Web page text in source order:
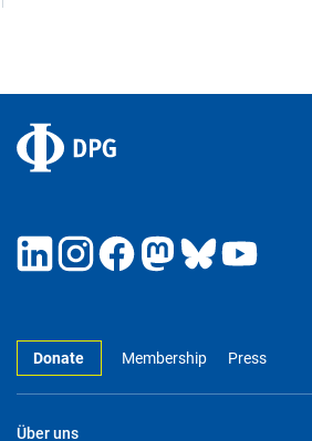
Donate Membership Press
Über uns